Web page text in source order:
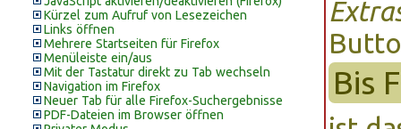
Kürzel zum Aufruf von Lesezeichen
Links öffnen
Mehrere Startseiten für Firefox
Menüleiste ein/aus
Mit der Tastatur direkt zu Tab wechseln
Navigation im Firefox
Neuer Tab für alle Firefox-Suchergebnisse
PDF-Dateien im Browser öffnen
Bis